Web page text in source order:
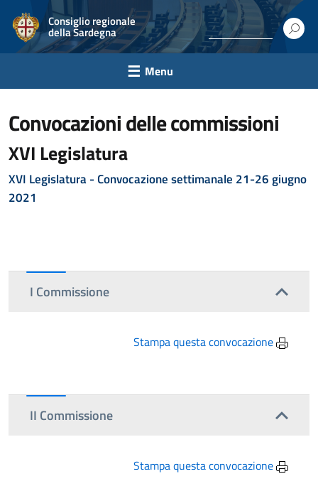
Consiglio regionale
della Sardegna
Menu
convocazioni delle commissioni
XVI Legislatura
XVI Legislatura - Convocazione settimanale 21-26 giugno
2021
I Commissione
Stampa questa convocazione
II Commissione
Stampa questa convocazione